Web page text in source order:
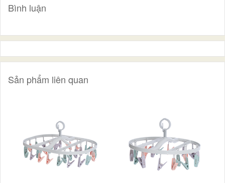
Bình luận
Sản phẩm liên quan